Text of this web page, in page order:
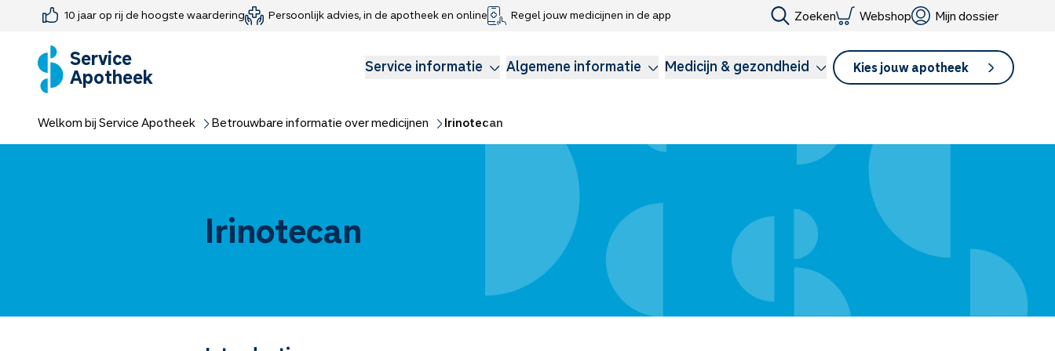
10 jaar op rij de hoogste waardering Persoonlijk advies, in de apotheek en online Regel jouw medicijnen in de app Zoeken Webshop Mijn dossier
Service
Apotheek Service informatie Algemene informatie Medicijn & gezondheid Kies jouw apotheek
Farmaceutisch consult
Medicijn-APK
Webshop
Jouw medische gegevens delen
Klachtenregeling
Medicijnen voor kinderen
Longzorg
Welkom bij Service Apotheek Betrouwbare informatie over medicijnen Irinotecan
Irinotecan